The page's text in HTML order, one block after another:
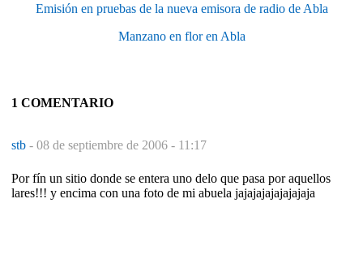
Emisión en pruebas de la nueva emisora de radio de Abla
Manzano en flor en Abla
1 COMENTARIO
stb - 08 de septiembre de 2006 - 11:17
Por fín un sitio donde se entera uno delo que pasa por aquellos
lares!!! y encima con una foto de mi abuela jajajajajajajajaja